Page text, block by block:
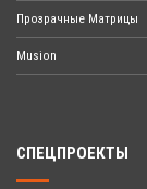
Прозрачные Матрицы
Musion
СПЕЦПРОЕКТЫ